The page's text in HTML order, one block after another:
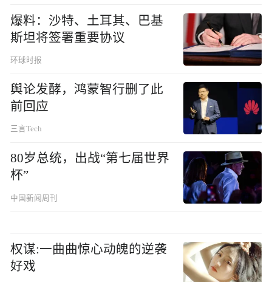
爆料：沙特、土耳其、巴基
斯坦将签署重要协议
环球时报
舆论发酵，鸿蒙智行删了此
前回应
三言Tech
80岁总统，出战“第七届世界
杯”
中国新闻周刊
权谋:一曲曲惊心动魄的逆袭
好戏